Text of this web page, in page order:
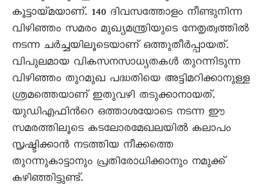
കൂട്ടായ്മയാണ്. 140 ദിവസത്തോളം നീണ്ടുനിന്ന
വിഴിഞ്ഞം സമരം മുഖ്യമന്ത്രിയുടെ നേതൃത്വത്തില്‍
നടന്ന ചര്‍ച്ചയിലൂടെയാണ് ഒത്തുതീര്‍പ്പായത്.
വിപുലമായ വികസനസാധ്യതകള്‍ തുറന്നിടുന്ന
വിഴിഞ്ഞം തുറമുഖ പദ്ധതിയെ അട്ടിമറിക്കാനുള്ള
ശ്രമത്തെയാണ് ഇതുവഴി തടുക്കാനായത്.
യുഡിഎഫിന്‍റെ ഒത്താശയോടെ നടന്ന ഈ
സമരത്തിലൂടെ കടലോരമേഖലയില്‍ കലാപം
സൃഷ്ടിക്കാന്‍ നടത്തിയ നീക്കത്തെ
തുറന്നുകാട്ടാനും പ്രതിരോധിക്കാനും നമുക്ക്
കഴിഞ്ഞിട്ടുണ്ട്.